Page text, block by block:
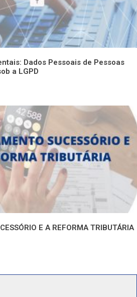
Dados Pessoais de Pessoas
a LGPD
E A REFORMA TRIBUTÁRIA